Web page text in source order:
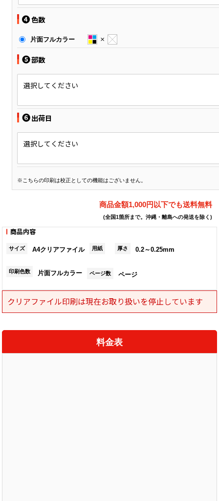
❹色数
片面フルカラー
❺部数
選択してください
❻出荷日
選択してください
※こちらの印刷は校正としての機能はございません。
商品金額1,000円以下でも送料無料
(全国1箇所まで。沖縄・離島への発送を除く)
商品内容
サイズ A4クリアファイル 用紙 厚さ 0.2～0.25mm
印刷色数 片面フルカラー ページ数 ページ
クリアファイル印刷は現在お取り扱いを停止しています
料金表